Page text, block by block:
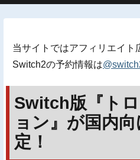
当サイトではアフィリエイト
Switch2の予約情報は
Switch版『ト
ョン』が国内
定！